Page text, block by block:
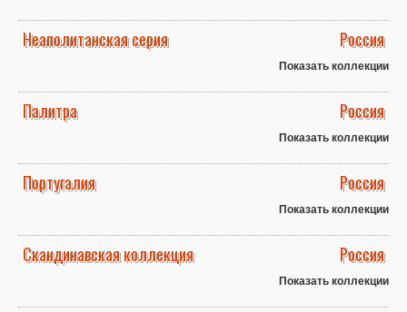
Неаполитанская серия Россия
Показать коллекции
Палитра Россия
Показать коллекции
Португалия Россия
Показать коллекции
Скандинавская коллекция Россия
Показать коллекции